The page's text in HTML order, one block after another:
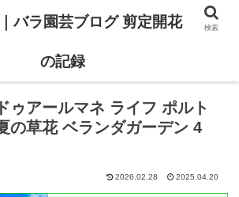
ゥアールマネ ライフ ポルト
の草花 ベランダガーデン 4
2026.02.28 2025.04.20
バラ園芸ブログ 剪定開花
の記録
検索